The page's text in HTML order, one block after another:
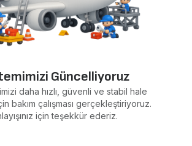
Güncelliyoruz
daha hızlı, güvenli ve stabil hale
bakım çalışması gerçekleştiriyoruz.
için teşekkür ederiz.